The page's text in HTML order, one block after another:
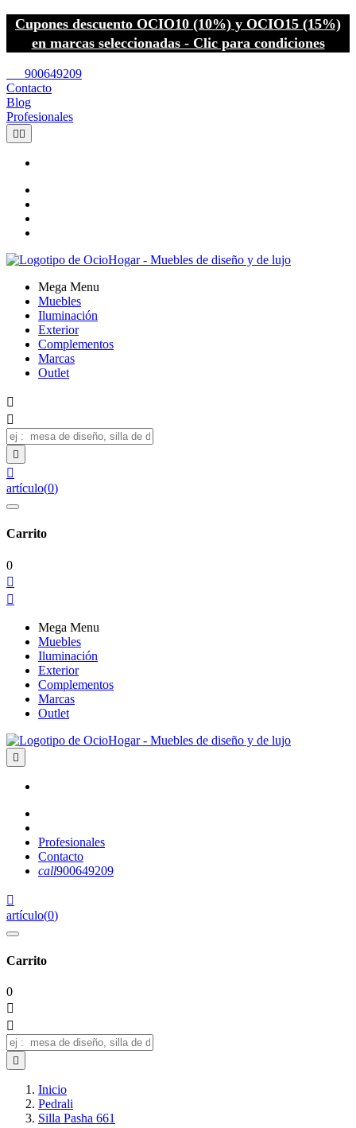
Cupones descuento OCIO10 (10%) y OCIO15 (15%)
en marcas seleccionadas - Clic para condiciones
900649209
Contacto
Blog
Profesionales
 
Mega Menu
Muebles
Iluminación
Exterior
Complementos
Marcas
Outlet




artículo(0)
Carrito
0


Mega Menu
Muebles
Iluminación
Exterior
Complementos
Marcas
Outlet

Profesionales
Contacto
call900649209

artículo(0)
Carrito
0



Inicio
Pedrali
Silla Pasha 661